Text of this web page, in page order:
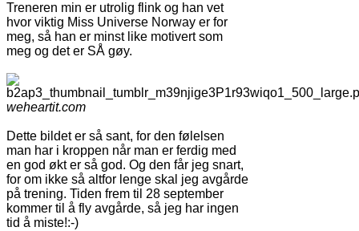
Treneren min er utrolig flink og han vet
hvor viktig Miss Universe Norway er for
meg, så han er minst like motivert som
meg og det er SÅ gøy.
weheartit.com
Dette bildet er så sant, for den følelsen
man har i kroppen når man er ferdig med
en god økt er så god. Og den får jeg snart,
for om ikke så altfor lenge skal jeg avgårde
på trening. Tiden frem til 28 september
kommer til å fly avgårde, så jeg har ingen
tid å miste!:-)